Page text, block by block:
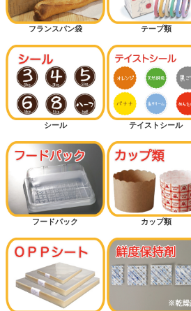
フランスパン袋 テープ類
シール テイストシール
フードパック カップ類